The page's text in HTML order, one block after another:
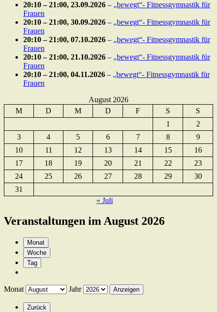
20:10 – 21:00, 23.09.2026 – „bewegt“- Fitnessgymnastik für
Frauen
20:10 – 21:00, 30.09.2026 – „bewegt“- Fitnessgymnastik für
Frauen
20:10 – 21:00, 07.10.2026 – „bewegt“- Fitnessgymnastik für
Frauen
20:10 – 21:00, 21.10.2026 – „bewegt“- Fitnessgymnastik für
Frauen
20:10 – 21:00, 04.11.2026 – „bewegt“- Fitnessgymnastik für
Frauen
August 2026
M
D M D F S
S
1
2
3
4 5 6 7 8
9
10
11 12 13 14 15
16
17
18 19 20 21 22
23
24
25 26 27 28 29
30
31
« Juli
Veranstaltungen im August 2026
Monat
Woche
Tag
Monat Jahr
Zurück